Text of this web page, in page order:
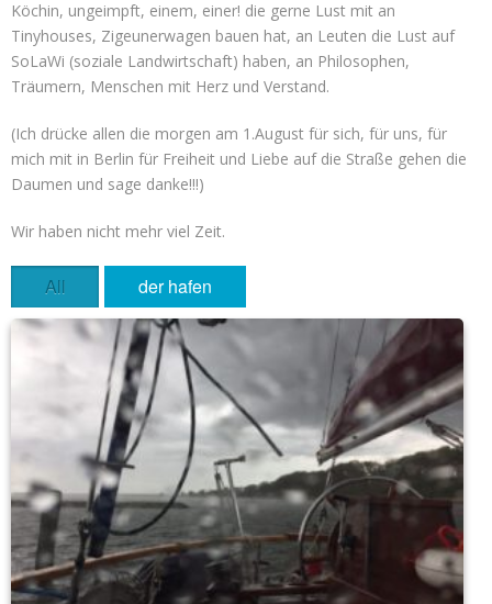
Köchin, ungeimpft, einem, einer! die gerne Lust mit an
Tinyhouses, Zigeunerwagen bauen hat, an Leuten die Lust auf
SoLaWi (soziale Landwirtschaft) haben, an Philosophen,
Träumern, Menschen mit Herz und Verstand.
(Ich drücke allen die morgen am 1.August für sich, für uns, für
mich mit in Berlin für Freiheit und Liebe auf die Straße gehen die
Daumen und sage danke!!!)
Wir haben nicht mehr viel Zeit.
All der hafen